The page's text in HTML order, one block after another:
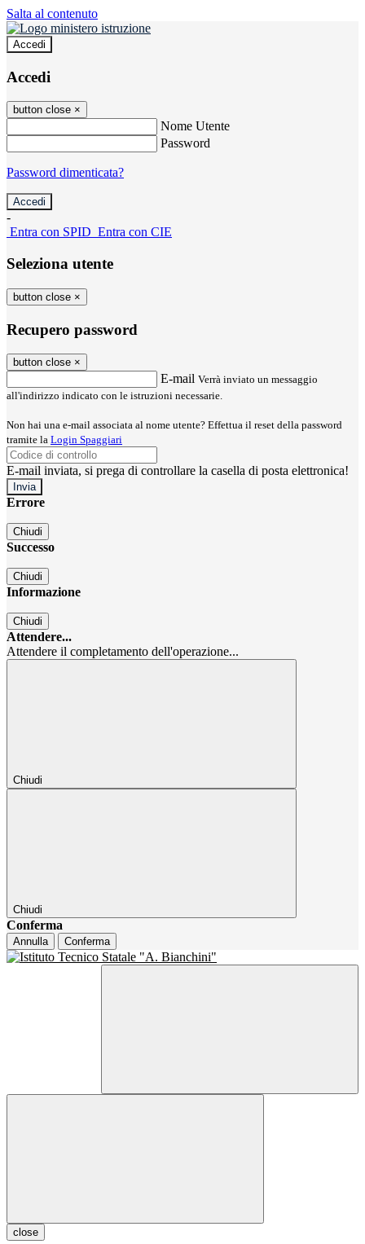
Salta al contenuto
Accedi
Accedi
button close ×
Nome Utente
Password
Password dimenticata?
-
Entra con SPID Entra con CIE
Seleziona utente
button close ×
Recupero password
button close ×
E-mail Verrà inviato un messaggio
all'indirizzo indicato con le istruzioni necessarie.
Non hai una e-mail associata al nome utente? Effettua il reset della password
tramite la Login Spaggiari
E-mail inviata, si prega di controllare la casella di posta elettronica!
Errore
Chiudi
Successo
Chiudi
Informazione
Chiudi
Attendere...
Attendere il completamento dell'operazione...
Chiudi
Chiudi
Conferma
Annulla Conferma
close